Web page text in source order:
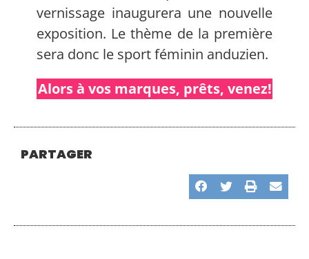
vernissage inaugurera une nouvelle
exposition. Le thème de la première
sera donc le sport féminin anduzien.
Alors à vos marques, prêts, venez!
PARTAGER